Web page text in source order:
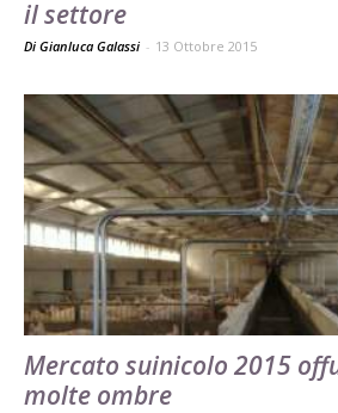
il settore
Di Gianluca Galassi - 13 Ottobre 2015
Mercato suinicolo 2015
molte ombre